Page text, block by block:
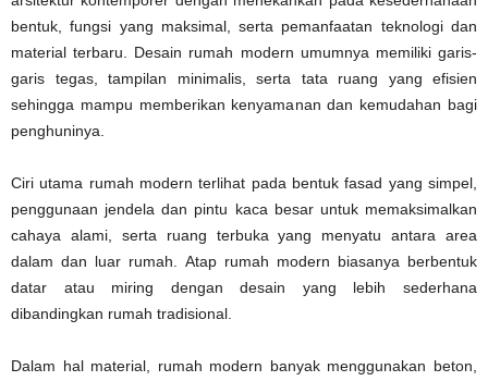
bentuk, fungsi yang maksimal, serta pemanfaatan teknologi dan
material terbaru. Desain rumah modern umumnya memiliki garis-
garis tegas, tampilan minimalis, serta tata ruang yang efisien
sehingga mampu memberikan kenyamanan dan kemudahan bagi
penghuninya.
Ciri utama rumah modern terlihat pada bentuk fasad yang simpel,
penggunaan jendela dan pintu kaca besar untuk memaksimalkan
cahaya alami, serta ruang terbuka yang menyatu antara area
dalam dan luar rumah. Atap rumah modern biasanya berbentuk
datar atau miring dengan desain yang lebih sederhana
dibandingkan rumah tradisional.
Dalam hal material, rumah modern banyak menggunakan beton,